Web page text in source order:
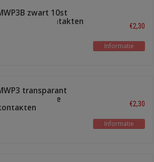
zwart 10st
voor female kontakten
€2,30
Informatie
transparant
10st voor female
€2,30
Informatie